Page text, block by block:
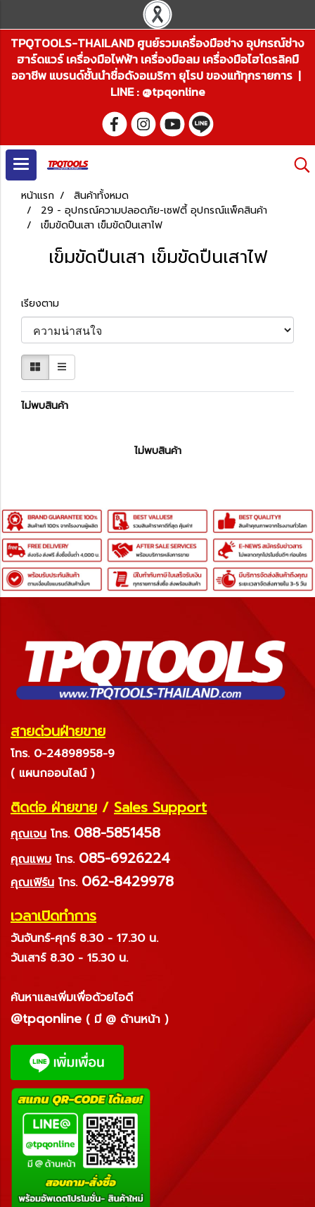
TPQTOOLS-THAILAND ศูนย์รวมเครื่องมือช่าง อุปกรณ์ช่าง
ฮาร์ดแวร์ เครื่องมือไฟฟ้า เครื่องมือลม เครื่องมือไฮโดรลิคมื
ออาชีพ แบรนด์ชั้นนำชื่อดังอเมริกา ยุโรป ของแท้ทุกรายการ |
LINE : @tpqonline
หน้าแรก
สินค้าทั้งหมด
29 - อุปกรณ์ความปลอดภัย-เซฟตี้ อุปกรณ์แพ็คสินค้า
เข็มขัดปืนเสา เข็มขัดปืนเสาไฟ
เข็มขัดปืนเสา เข็มขัดปืนเสาไฟ
เรียงตาม
ไม่พบสินค้า
ไม่พบสินค้า
สายด่วนฝ่ายขาย
โทร. 0-24898958-9
( แผนกออนไลน์ )
ติดต่อ ฝ่ายขาย / Sales Support
คุณเจน โทร. 088-5851458
คุณแพม โทร. 085-6926224
คุณเฟิร์น โทร. 062-8429978
เวลาเปิดทำการ
วันจันทร์-ศุกร์ 8.30 - 17.30 น.
วันเสาร์ 8.30 - 15.30 น.
ค้นหาและเพิ่มเพื่อด้วยไอดี
@tpqonline ( มี @ ด้านหน้า )